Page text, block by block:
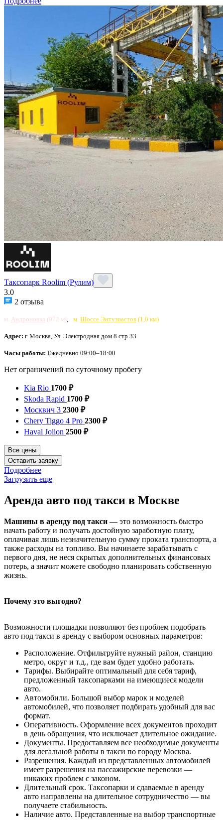
Таксопарк Roolim (Рулим)
3.0
2 отзыва
м. Андроновка (972 м) м. Шоссе Энтузиастов(1,0 км)
Адрес: г. Москва, Ул. Электродная дом 8 стр 33
Часы работы: Ежедневно 09:00–18:00
Нет ограничений по суточному пробегу
Kia Rio 1700 ₽
Skoda Rapid 1700 ₽
Москвич 3 2300 ₽
Chery Tiggo 4 Pro 2300 ₽
Haval Jolion 2500 ₽
Все цены
Оставить заявку
Подробнее
Загрузить еще
Аренда авто под такси в Москве
Машины в аренду под такси — это возможность быстро
начать работу и получать достойную заработную плату,
оплачивая лишь незначительную сумму проката транспорта, а
также расходы на топливо. Вы начинаете зарабатывать с
первого дня, не неся скрытых дополнительных финансовых
потерь, а значит можете свободно планировать собственную
жизнь.
Почему это выгодно?
Возможности площадки позволяют без проблем подобрать
авто под такси в аренду с выбором основных параметров:
Расположение. Отфильтруйте нужный район, станцию
метро, округ и т.д., где вам будет удобно работать.
Тарифы. Выбирайте оптимальный для себя тариф,
предложенный таксопарками на имеющиеся модели
авто.
Автомобили. Большой выбор марок и моделей
автомобилей, что позволяет подбирать удобный для вас
формат.
Оперативность. Оформление всех документов проходит
в день обращения, что исключает длительное ожидание.
Документы. Предоставляем все необходимые документы
для легальной работы в такси по городу Москва.
Разрешения. Каждый из представленных автомобилей
имеет разрешения на пассажирские перевозки —
никаких проблем с законом.
Длительный срок. Таксопарки и сдаваемые в аренду
авто направлены на длительное сотрудничество — вы
получаете стабильность.
Наличие авто. Представленные на выбор транспортные